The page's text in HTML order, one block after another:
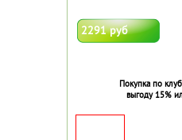
2291 руб
Покупка по
выгоду 15%